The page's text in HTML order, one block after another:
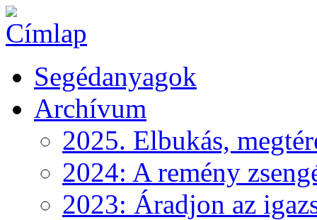
Segédanyagok
Archívum
2025. Elbukás,
2024: A remény
2023: Áradjon az